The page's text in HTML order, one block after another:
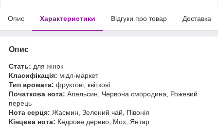
Опис Характеристики Відгуки про товар Доставка
Опис
Стать: для жінок
Класифікація: мідл-маркет
Тип аромата: фруктові, квіткові
Початкова нота: Апельсин, Червона смородина, Рожевий
перець
Нота серця: Жасмин, Зелений чай, Півонія
Кінцева нота: Кедрове дерево, Мох, Янтар